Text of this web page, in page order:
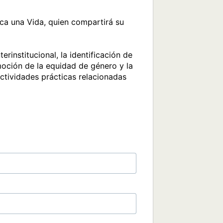
una Vida, quien compartirá su
la identificación de
de la equidad de género y la
prácticas relacionadas